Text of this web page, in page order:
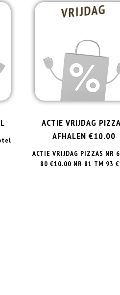
VRIJDAG
ACTIE VRIJDAG
AFHALEN €10.00
ACTIE VRIJDAG PIZZAS NR
80 €10.00 NR 81 TM 93